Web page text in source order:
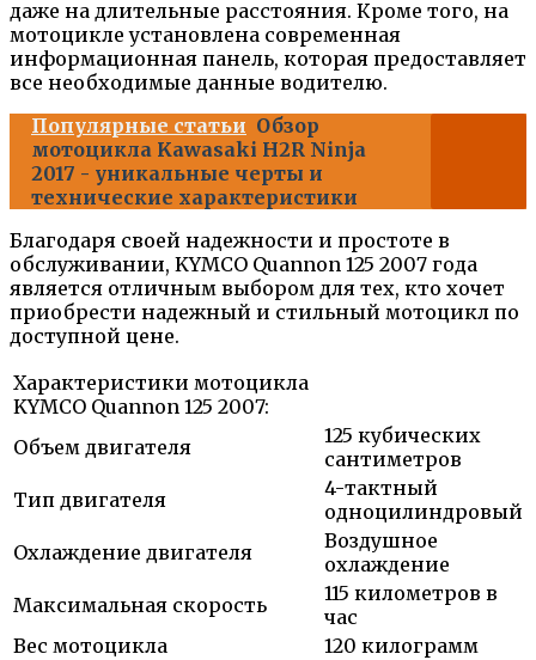
даже на длительные расстояния. Кроме того, на
мотоцикле установлена современная
информационная панель, которая предоставляет
все необходимые данные водителю.
Популярные статьи Обзор
мотоцикла Kawasaki H2R Ninja
2017 - уникальные черты и
технические характеристики
Благодаря своей надежности и простоте в
обслуживании, KYMCO Quannon 125 2007 года
является отличным выбором для тех, кто хочет
приобрести надежный и стильный мотоцикл по
доступной цене.
Характеристики мотоцикла
KYMCO Quannon 125 2007:
Объем двигателя
125 кубических
сантиметров
Тип двигателя
4-тактный
одноцилиндровый
Охлаждение двигателя
Воздушное
охлаждение
Максимальная скорость
115 километров в
час
Вес мотоцикла
120 килограмм